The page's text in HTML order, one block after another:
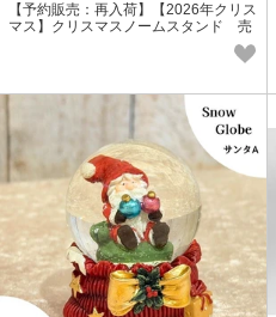
【予約販売：再入荷】【2026年クリス
マス】クリスマスノームスタンド 売